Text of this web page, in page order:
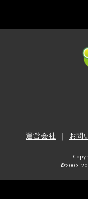
運営会社 ｜ お問
©2003-